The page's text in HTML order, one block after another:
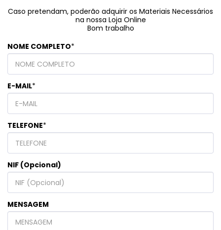
Caso pretendam, poderão adquirir os Materiais Necessários
na nossa Loja Online
Bom trabalho
NOME COMPLETO*
E-MAIL*
TELEFONE*
NIF (Opcional)
MENSAGEM